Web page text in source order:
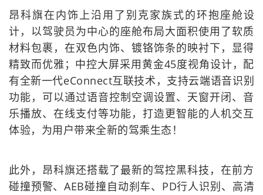
昂科旗在内饰上沿用了别克家族式的环抱座舱设
计，以驾驶员为中心的座舱布局大面积使用了软质
材料包裹，在双色内饰、镀铬饰条的映衬下，显得
精致而优雅；中控大屏采用黄金45度视角设计，配
有全新一代eConnect互联技术，支持云端语音识别
功能，可以通过语音控制空调设置、天窗开闭、音
乐播放、在线支付等功能，打造更智能的人机交互
体验，为用户带来全新的驾乘生态！
此外，昂科旗还搭载了最新的驾控黑科技，在前方
碰撞预警、AEB碰撞自动刹车、PD行人识别、高清